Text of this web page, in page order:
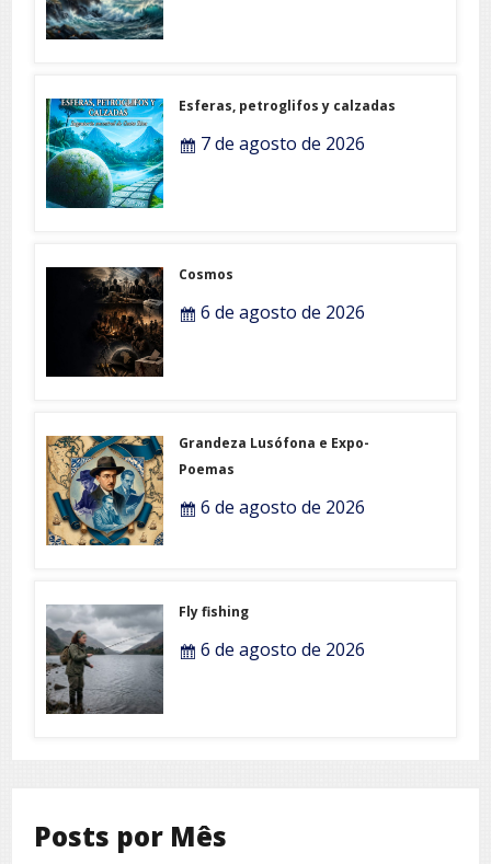
Esferas, petroglifos y calzadas
7 de agosto de 2026
Cosmos
6 de agosto de 2026
Grandeza Lusófona e Expo-
Poemas
6 de agosto de 2026
Fly fishing
6 de agosto de 2026
Posts por Mês